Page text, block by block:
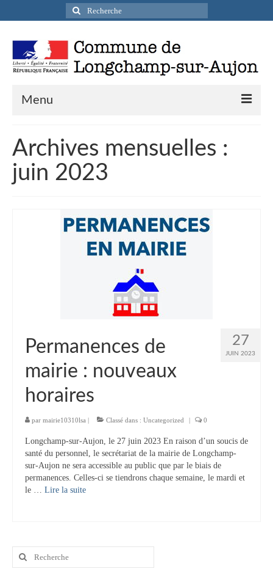
Rechercher
:
Menu
Infos pratiques
Longchamp-sur-Aujon en cartes postales
Accès / Transports
Collecte des déchets
Affouages
Vie municipale
Archives mensuelles :
juin 2023
27
JUIN 2023
Permanences de
mairie : nouveaux
horaires
par mairie10310lsa Classé dans : Uncategorized 0
Longchamp-sur-Aujon, le 27 juin 2023 En raison d’un soucis de
santé du personnel, le secrétariat de la mairie de Longchamp-
sur-Aujon ne sera accessible au public que par le biais de
permanences. Celles-ci se tiendrons chaque semaine, le mardi et
le … Lire la suite­­
Rechercher